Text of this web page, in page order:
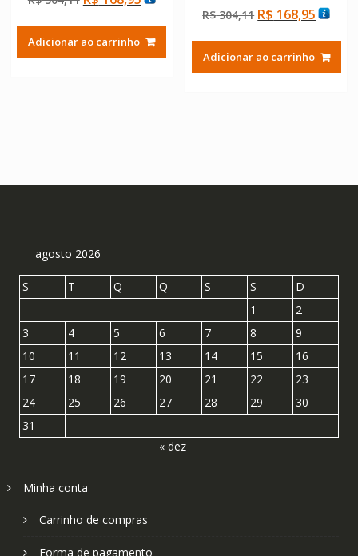
de 5
original
era:
atual
é:
Adicionar ao carrinho
5.00
de 5
R$304,11 O
original
era:
R$ 168,95O
atual
é:
Adicionar ao carrinho
agosto 2026
S T Q Q S S
D
1
2
3
4 5 6 7 8
9
10
11 12 13 14 15
16
17
18 19 20 21 22
23
24
25 26 27 28 29
30
31
« dez
Minha conta
Carrinho de compras
Forma de pagamento